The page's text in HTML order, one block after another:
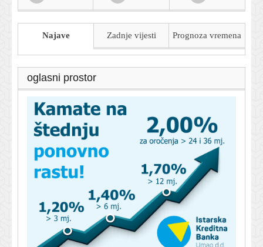
Najave Zadnje vijesti Prognoza vremena
oglasni prostor